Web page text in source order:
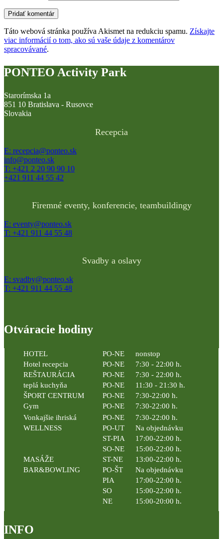
Táto webová stránka používa Akismet na redukciu spamu. Získajte
viac informácií o tom, ako sú vaše údaje z komentárov
spracovávané.
PONTEO Activity Park
Starorímska 1a
851 10 Bratislava - Rusovce
Slovakia
Recepcia
E: recepcia@ponteo.sk
info@ponteo.sk
T: +421 2 20 90 90 10
+421 911 44 55 42
Firemné eventy, konferencie, teambuildingy
E: eventy@ponteo.sk
T: +421 911 44 55 48
Svadby a oslavy
E: svadby@ponteo.sk
T: +421 911 44 55 48
Otváracie hodiny
HOTEL PO-NE
nonstop
Hotel recepcia
PO-NE
7:30 - 22:00 h.
REŠTAURÁCIA
PO-NE
7:30 - 22:00 h.
teplá kuchyňa
PO-NE
11:30 - 21:30 h.
ŠPORT CENTRUM
PO-NE
7:30-22:00 h.
Gym
PO-NE
7:30-22:00 h.
Vonkajšie ihriská
PO-NE
7:30-22:00 h.
WELLNESS
PO-UT
Na objednávku
ST-PIA
17:00-22:00 h.
SO-NE
15:00-22:00 h.
MASÁŽE
ST-NE
13:00-22:00 h.
BAR&BOWLING
PO-ŠT
Na objednávku
PIA
17:00-22:00 h.
SO
15:00-22:00 h.
NE
15:00-20:00 h.
INFO